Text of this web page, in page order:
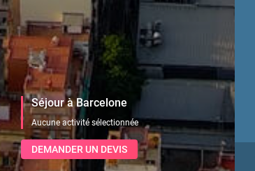
Séjour à Barcelone
Aucune activité sélectionnée
DEMANDER UN DEVIS